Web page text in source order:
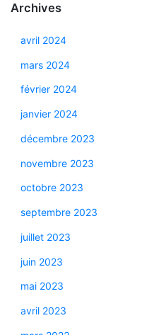
Archives
avril 2024
mars 2024
février 2024
janvier 2024
décembre 2023
novembre 2023
octobre 2023
septembre 2023
juillet 2023
juin 2023
mai 2023
avril 2023